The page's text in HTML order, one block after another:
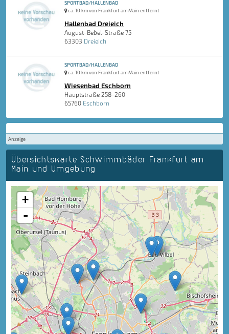
SPORTBAD/HALLENBAD
ca. 10 km von Frankfurt am Main entfernt
Hallenbad Dreieich
August-Bebel-Straße 75
63303 Dreieich
SPORTBAD/HALLENBAD
ca. 10 km von Frankfurt am Main entfernt
Wiesenbad Eschborn
Hauptstraße 258-260
65760 Eschborn
Anzeige
Übersichtskarte Schwimmbäder Frankfurt am
Main und Umgebung
+
-